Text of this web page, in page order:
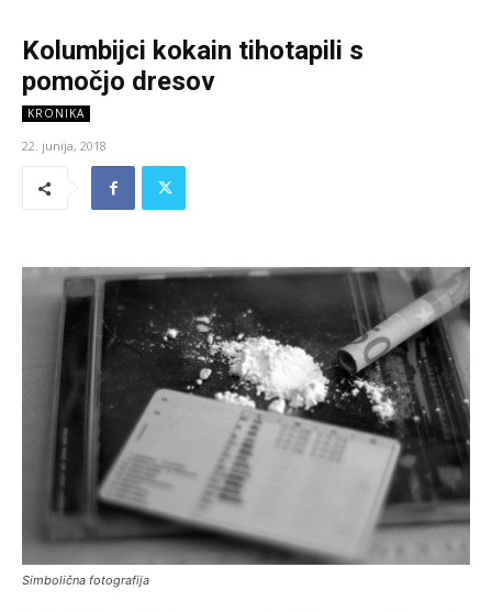
Kolumbijci kokain tihotapili s
pomočjo dresov
KRONIKA
22. junija, 2018
Simbolična fotografija